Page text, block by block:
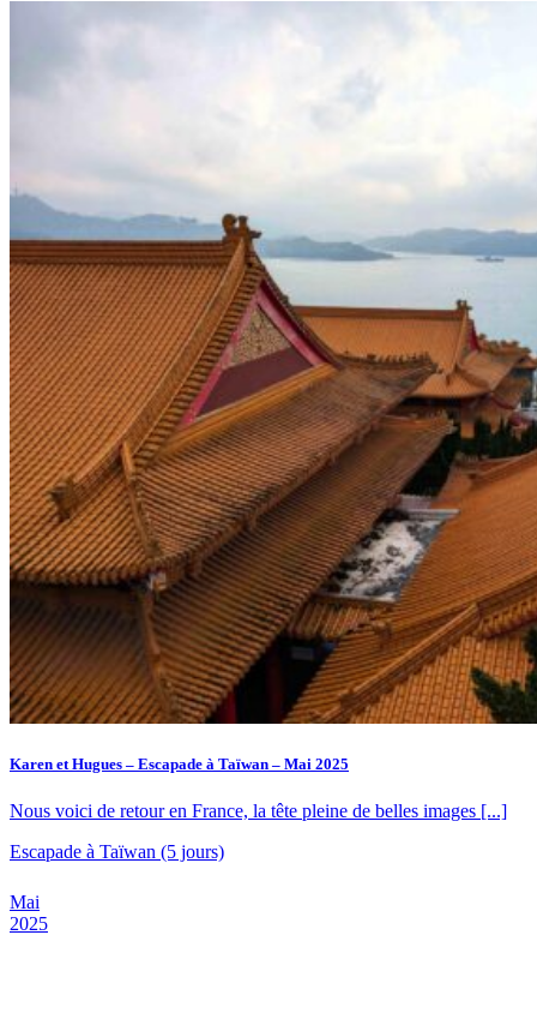
Karen et Hugues – Escapade à Taïwan – Mai 2025
Nous voici de retour en France, la tête pleine de belles images [...]
Escapade à Taïwan (5 jours)
Mai
2025